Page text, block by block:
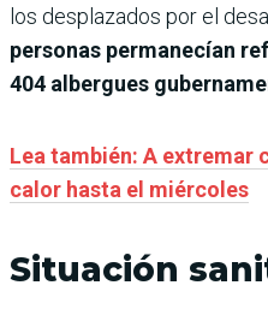
los desplazados por el
personas permanecían
404 albergues
Lea también: A extremar
calor hasta el miércoles
Situación